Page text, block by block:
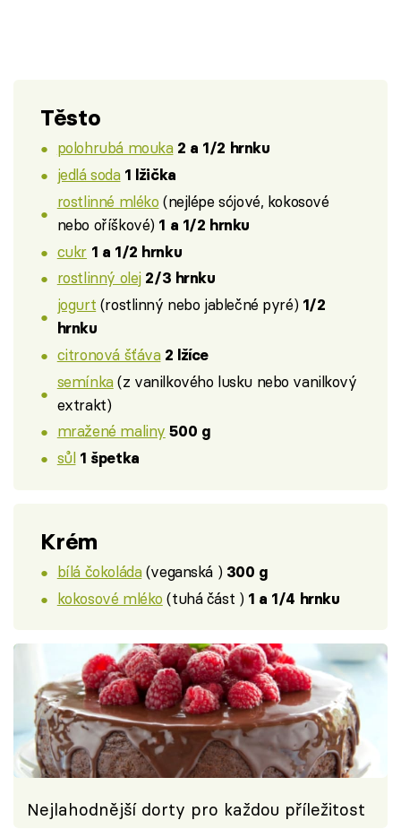
Těsto
polohrubá mouka 2 a 1/2 hrnku
jedlá soda 1 lžička
rostlinné mléko (nejlépe sójové, kokosové
nebo oříškové) 1 a 1/2 hrnku
cukr 1 a 1/2 hrnku
rostlinný olej 2/3 hrnku
jogurt (rostlinný nebo jablečné pyré) 1/2
hrnku
citronová šťáva 2 lžíce
semínka(z vanilkového lusku nebo vanilkový
extrakt)
mražené maliny 500 g
sůl 1 špetka
Krém
bílá čokoláda(veganská ) 300 g
kokosové mléko (tuhá část ) 1 a 1/4 hrnku
Nejlahodnější dorty pro každou příležitost